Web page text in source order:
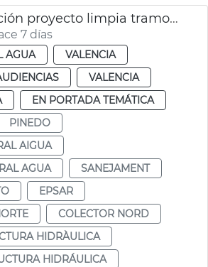
JGL Aprobación proyecto limpia tramo III Colector Norte
7 días
AGUA
VALENCIA
VALENCIA
EN PORTADA TEMÁTICA
PINEDO
AIGUA
AGUA
SANEJAMENT
EPSAR
COLECTOR NORD
HIDRÀULICA
HIDRÁULICA